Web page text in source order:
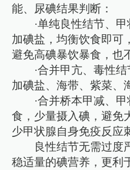
能、尿碘结果判断：
·单纯良性结节、
加碘盐，均衡饮食即可
避免高碘暴饮暴食，也
·合并甲亢、毒性
加碘盐、海带、紫菜、
·合并桥本甲减、
食，少量摄入碘，避免
少甲状腺自身免疫反应
良性结节无需过度
稳适量的碘营养，更利